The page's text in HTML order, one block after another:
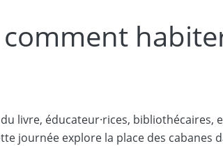
comment
livre, éducateur·rices, bibliothécaires,
journée explore la place des cabanes